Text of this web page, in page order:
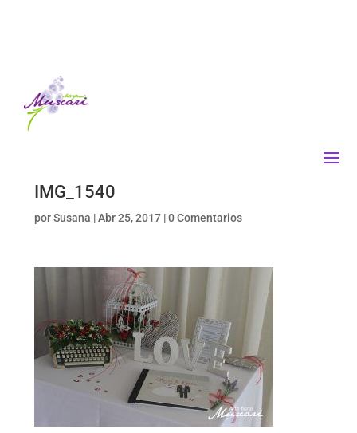
IMG_1540
porSusana |Abr 25, 2017|0 Comentarios